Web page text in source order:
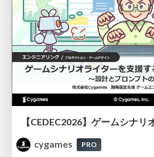
cygames
PRO